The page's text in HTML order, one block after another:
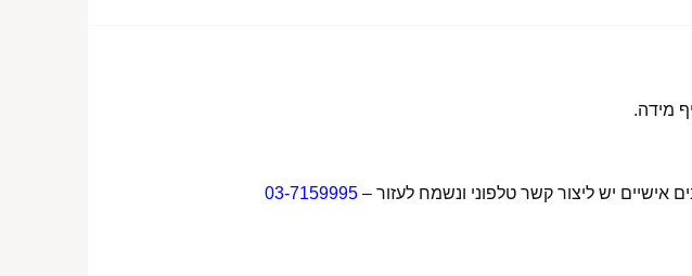
אישיים יש ליצור קשר טלפוני ונשמח לעזור – 03-7159995